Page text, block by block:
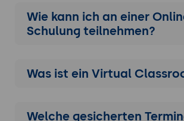
Wie kann ich an einer
Schulung teilnehmen?
Was ist ein Virtual
Welche gesicherten